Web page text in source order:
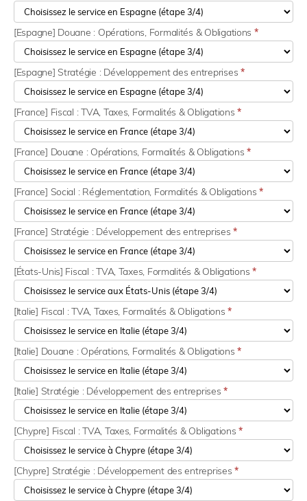
[Espagne] Douane : Opérations, Formalités & Obligations *
[Espagne] Stratégie : Développement des entreprises *
[France] Fiscal : TVA, Taxes, Formalités & Obligations*
[France] Douane : Opérations, Formalités & Obligations*
[France] Social : Réglementation, Formalités & Obligations*
[France] Stratégie : Développement des entreprises*
[États-Unis] Fiscal : TVA, Taxes, Formalités & Obligations*
[Italie] Fiscal : TVA, Taxes, Formalités & Obligations*
[Italie] Douane : Opérations, Formalités & Obligations*
[Italie] Stratégie : Développement des entreprises*
[Chypre] Fiscal : TVA, Taxes, Formalités & Obligations*
[Chypre] Stratégie : Développement des entreprises*